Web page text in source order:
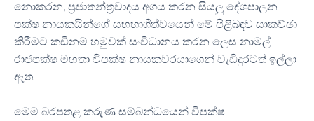
නොකරන, ප්‍රජාතන්ත්‍රවාදය අගය කරන සියලු දේශපාලන
පක්ෂ නායකයින්ගේ සහභාගීත්වයෙන් මේ පිළිබඳව සාකච්ඡා
කිරීමට කඩිනම් හමුවක් සංවිධානය කරන ලෙස නාමල්
රාජපක්ෂ මහතා විපක්ෂ නායකවරයාගෙන් වැඩිදුරටත් ඉල්ලා
ඇත.
මෙම බරපතළ කරුණ සම්බන්ධයෙන් විපක්ෂ